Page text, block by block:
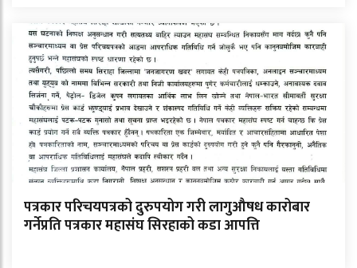
पत्रकार परिचयपत्रको दुरुपयोग गरी लागुऔषध कारोबार
गर्नेप्रति पत्रकार महासंघ सिरहाको कडा आपत्ति